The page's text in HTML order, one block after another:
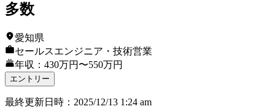
多数
愛知県
セールスエンジニア・技術営業
年収：430万円〜550万円
エントリー
最終更新日時 ： 2025/12/13 1:24 am